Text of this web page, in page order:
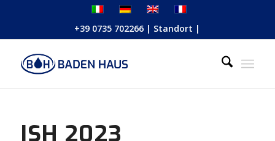
+39 0735 702266 | Standort |
ISH 2023